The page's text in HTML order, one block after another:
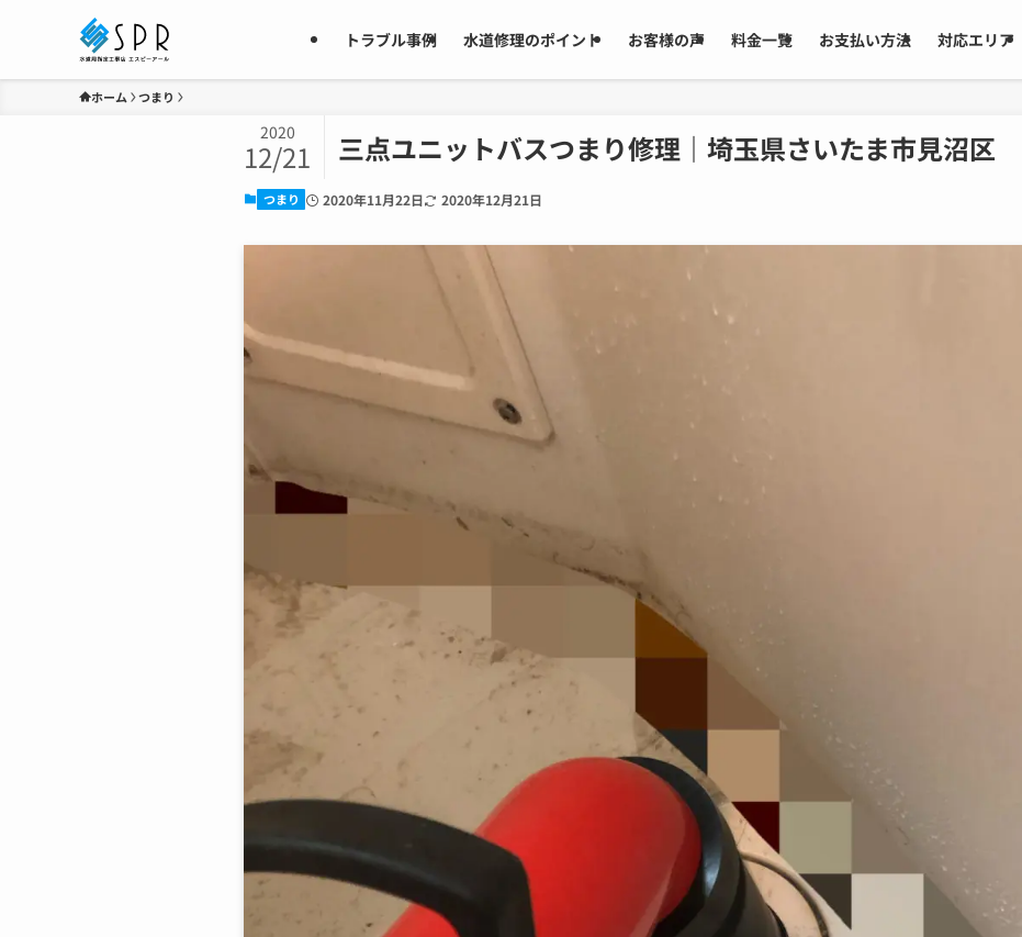
トラブル事例 水道修理のポイント お客様の声 料金一覧 お支払い方法 対応エリア
ホーム つまり
三点ユニットバスつまり修理｜埼玉県さいたま市見沼区
2020
12/21
つまり 2020年11月22日 2020年12月21日